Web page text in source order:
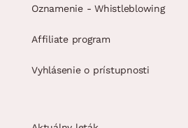
Oznamenie - Whistleblowing
Affiliate program
Vyhlásenie o prístupnosti